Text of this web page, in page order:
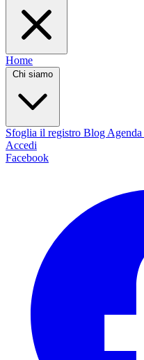
Home
Chi siamo
Sfoglia il registro Blog Agenda
Accedi
Facebook